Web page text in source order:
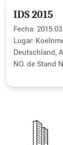
IDS 2015
Fecha:
Lugar:
Deutschland,
NO. de Stand